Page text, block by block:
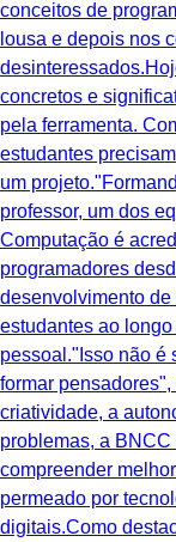
conceitos de
lousa e depois nos
concretos e
pela ferramenta.
estudantes
um
professor, um dos
Computação é
programadores
desenvolvimento
estudantes ao
pessoal."Isso não é
formar
criatividade, a
problemas, a
compreender
permeado por
digitais.Como